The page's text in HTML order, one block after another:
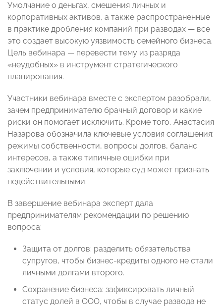
Умолчание о деньгах, смешения личных и
корпоративных активов, а также распространенные
в практике дробления компаний при разводах — все
это создает высокую уязвимость семейного бизнеса.
Цель вебинара — перевести тему из разряда
«неудобных» в инструмент стратегического
планирования.
Участники вебинара вместе с экспертом разобрали,
зачем предпринимателю брачный договор и какие
риски он помогает исключить. Кроме того, Анастасия
Назарова обозначила ключевые условия соглашения:
режимы собственности, вопросы долгов, баланс
интересов, а также типичные ошибки при
заключении и условия, которые суд может признать
недействительными.
В завершение вебинара эксперт дала
предпринимателям рекомендации по решению
вопроса:
Защита от долгов: разделить обязательства
супругов, чтобы бизнес-кредиты одного не стали
личными долгами второго.
Сохранение бизнеса: зафиксировать личный
статус долей в ООО, чтобы в случае развода не